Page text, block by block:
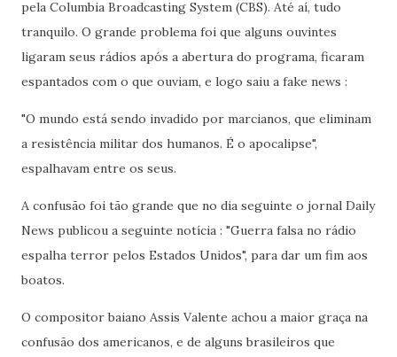
pela Columbia Broadcasting System (CBS). Até aí, tudo
tranquilo. O grande problema foi que alguns ouvintes
ligaram seus rádios após a abertura do programa, ficaram
espantados com o que ouviam, e logo saiu a fake news :
"O mundo está sendo invadido por marcianos, que eliminam
a resistência militar dos humanos. É o apocalipse",
espalhavam entre os seus.
A confusão foi tão grande que no dia seguinte o jornal Daily
News publicou a seguinte notícia : "Guerra falsa no rádio
espalha terror pelos Estados Unidos", para dar um fim aos
boatos.
O compositor baiano Assis Valente achou a maior graça na
confusão dos americanos, e de alguns brasileiros que